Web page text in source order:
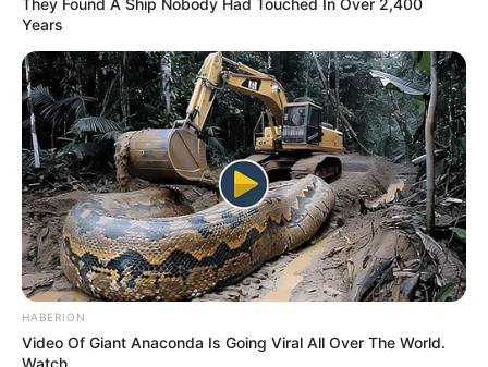
They Found A Ship Nobody Had Touched In Over 2,400
Years
HABERION
Video Of Giant Anaconda Is Going Viral All Over The World.